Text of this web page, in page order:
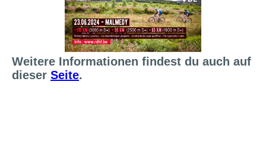
Weitere Informationen findest du auch auf
dieser Seite.